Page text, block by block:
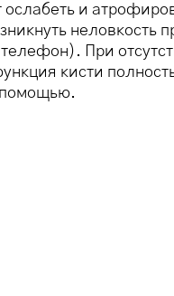
и
неловкость
телефон). При
кисти
помощью.